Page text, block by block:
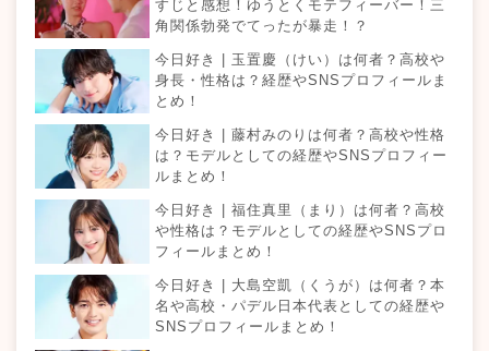
すじと感想！ゆうとくモテフィーバー！三
角関係勃発でてったが暴走！？
今日好き | 玉置慶（けい）は何者？高校や
身長・性格は？経歴やSNSプロフィールま
とめ！
今日好き | 藤村みのりは何者？高校や性格
は？モデルとしての経歴やSNSプロフィー
ルまとめ！
今日好き | 福住真里（まり）は何者？高校
や性格は？モデルとしての経歴やSNSプロ
フィールまとめ！
今日好き | 大島空凱（くうが）は何者？本
名や高校・パデル日本代表としての経歴や
SNSプロフィールまとめ！